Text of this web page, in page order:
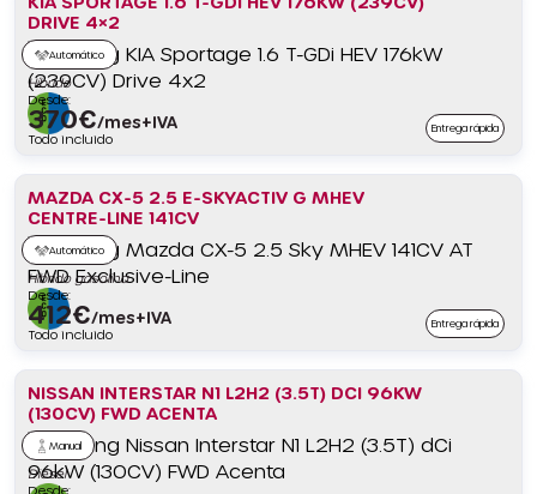
DRIVE 4×2
Automático
Híbrido
Desde:
370€/mes+IVA
Todo incluido
Entrega rápida
MAZDA CX-5 2.5 E-SKYACTIV G MHEV
CENTRE-LINE 141CV
Automático
Híbrido gasolina
Desde:
412€/mes+IVA
Todo incluido
Entrega rápida
NISSAN INTERSTAR N1 L2H2 (3.5T) DCI 96KW
(130CV) FWD ACENTA
Manual
Diésel
Desde: